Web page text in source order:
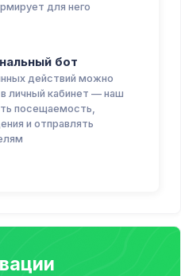
для него
бот
действий можно
личный кабинет — наш
посещаемость,
и отправлять